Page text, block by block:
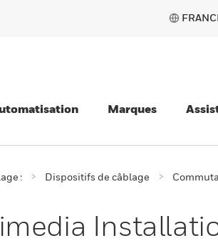
Marques
: Dispositifs de câblage